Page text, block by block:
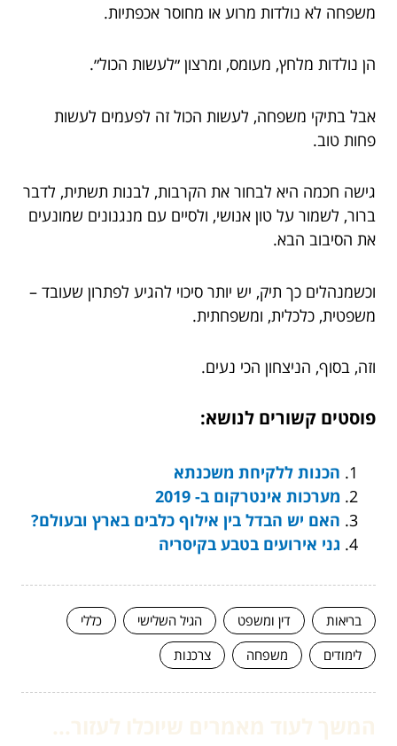
משפחה לא נולדות מרוע או מחוסר אכפתיות.
הן נולדות מלחץ, מעומס, ומרצון ״לעשות הכול״.
אבל בתיקי משפחה, לעשות הכול זה לפעמים לעשות
פחות טוב.
גישה חכמה היא לבחור את הקרבות, לבנות תשתית, לדבר
ברור, לשמור על טון אנושי, ולסיים עם מנגנונים שמונעים
את הסיבוב הבא.
וכשמנהלים כך תיק, יש יותר סיכוי להגיע לפתרון שעובד –
משפטית, כלכלית, ומשפחתית.
וזה, בסוף, הניצחון הכי נעים.
פוסטים קשורים לנושא:
הכנות ללקיחת משכנתא
מערכות אינטרקום ב- 2019
האם יש הבדל בין אילוף כלבים בארץ ובעולם?
גני אירועים בטבע בקיסריה
בריאות דין ומשפט הגיל השלישי
כללי
לימודים
משפחה צרכנות